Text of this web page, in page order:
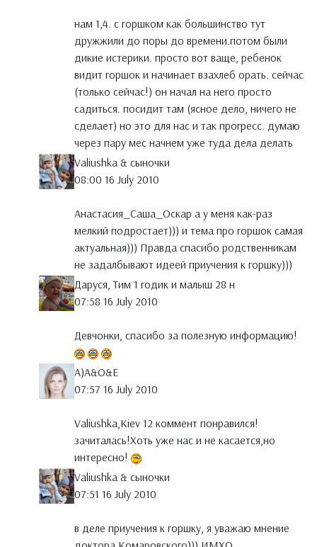
нам 1,4. с горшком как большинство тут
дружжили до поры до времени.потом были
дикие истерики. просто вот ваще, ребенок
видит горшок и начинает взахлеб орать. сейчас
(только сейчас!) он начал на него просто
садиться. посидит там (ясное дело, ничего не
сделает) но это для нас и так прогресс. думаю
через пару мес начнем уже туда дела делать
Valiushka & сыночки
08:00 16 July 2010
Анастасия_Саша_Оскар а у меня как-раз
мелкий подростает))) и тема про горшок самая
актуальная))) Правда спасибо родственникам
не задалбывают идеей приучения к горшку)))
Даруся, Тим 1 годик и малыш 28 н
07:58 16 July 2010
Девчонки, спасибо за полезную информацию!
A)A&O&E
07:57 16 July 2010
Valiushka,Kiev 12 коммент понравился!
зачиталась!Хоть уже нас и не касается,но
интересно!
Valiushka & сыночки
07:51 16 July 2010
в деле приучения к горшку, я уважаю мнение